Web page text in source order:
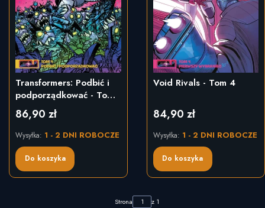
Transformers: Podbić i
podporządkować - Tom
4
Cena
86,90 zł
Do koszyka
Wysyłka: 1 - 2 DNI ROBOCZE
Void Rivals - Tom 4
Cena
84,90 zł
Do koszyka
Wysyłka: 1 - 2 DNI ROBOCZE
Strona z 1